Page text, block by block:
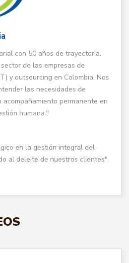
con 50 años de trayectoria,
de las empresas de
y outsourcing en Colombia. Nos
las necesidades de
permanente en
humana."
en la gestión integral del
al deleite de nuestros clientes".